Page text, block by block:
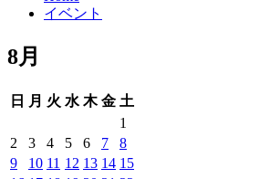
イベント
8月
日 月 火 水 木 金 土
1
2
3 4 5 6 7
8
9
10 11 12 13 14 15